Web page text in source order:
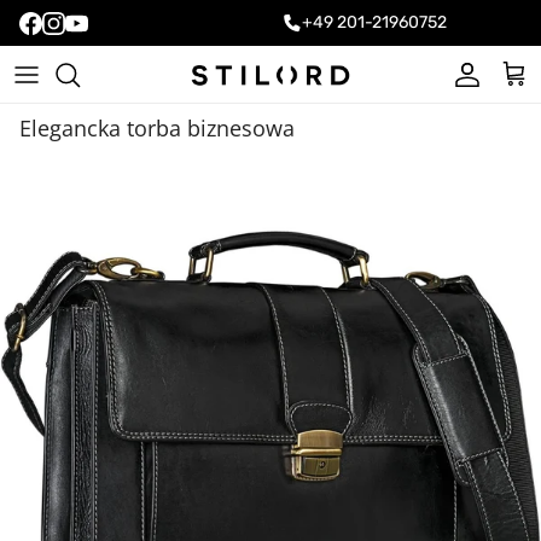
+49 201-21960752
Konto
Elegancka torba biznesowa